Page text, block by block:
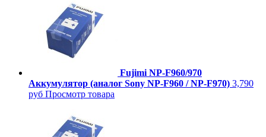
Fujimi NP-F960/970
Аккумулятор (аналог Sony NP-F960 / NP-F970) 3,790
руб Просмотр товара